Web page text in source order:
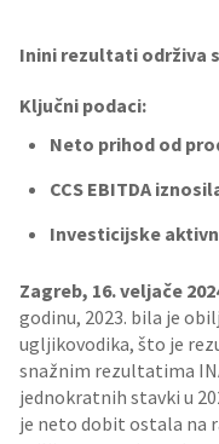
Inini rezultati održiva
Ključni podaci:
Neto prihod od
CCS EBITDA
Investicijske
Zagreb, 16. veljače
godinu, 2023. bila je
ugljikovodika, što je
snažnim rezultatima
jednokratnih stavki u
je neto dobit ostala na